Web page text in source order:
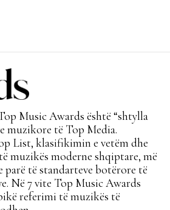
Music Awards është “shtylla
muzikore të Top Media.
List, klasifikimin e vetëm dhe
muzikës moderne shqiptare, më
parë të standarteve botërore të
Në 7 vite Top Music Awards
referimi të muzikës të